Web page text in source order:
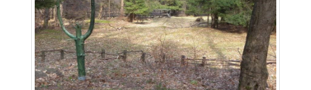
~ 2.7 km